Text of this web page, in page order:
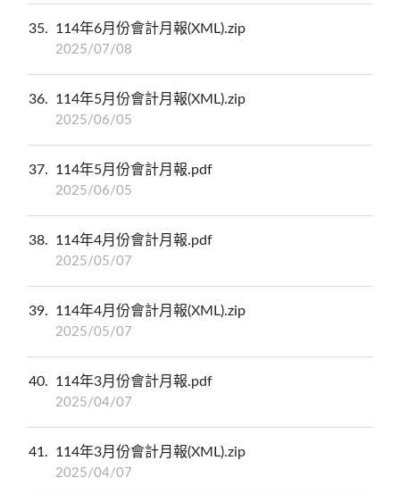
35 114年6月份會計月報(XML).zip
2025/07/08
36 114年5月份會計月報(XML).zip
2025/06/05
37 114年5月份會計月報.pdf
2025/06/05
38 114年4月份會計月報.pdf
2025/05/07
39 114年4月份會計月報(XML).zip
2025/05/07
40 114年3月份會計月報.pdf
2025/04/07
41 114年3月份會計月報(XML).zip
2025/04/07